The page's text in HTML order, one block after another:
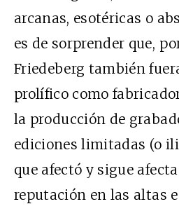
arcanas, esotéricas o
es de sorprender que,
Friedeberg también
prolífico como
la producción de
ediciones limitadas (o
que afectó y sigue
reputación en las altas